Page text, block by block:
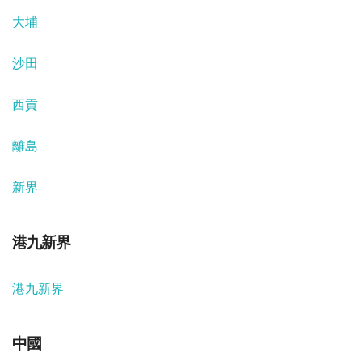
大埔
沙田
西貢
離島
新界
港九新界
港九新界
中國